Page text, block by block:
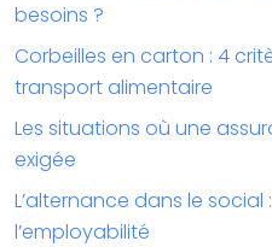
besoins ?
Corbeilles en carton : 4
transport alimentaire
Les situations où une
exigée
L’alternance dans le
l’employabilité